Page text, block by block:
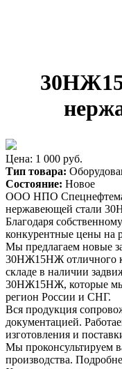
Цена: 1 000 руб.
Тип товара:
Состояние: Новое
ООО НПО
нержавеющей стали
Благодаря
конкурентные цены
Мы предлагаем новые
30НЖ15НЖ отличного
складе в наличии
30НЖ15НЖ, которые мы
регион России и СНГ.
Вся продукция
документацией.
изготовления и
Мы проконсультируем
производства.